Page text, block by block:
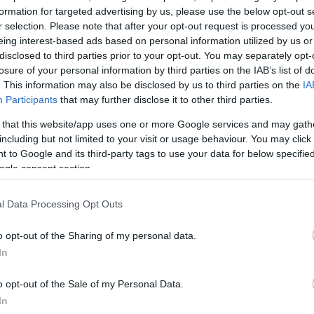
for targeted advertising by us, please use the below opt-out
selection. Please note that after your opt-out request is processed
interest-based ads based on personal information utilized by us
to third parties prior to your opt-out. You may separately
of your personal information by third parties on the IAB’s list of
This information may also be disclosed by us to third parties on the
Participants that may further disclose it to other third parties.
that this website/app uses one or more Google services and may
but not limited to your visit or usage behaviour. You may
to Google and its third-party tags to use your data for below
consent section.
Data Processing Opt Outs
opt-out of the Sharing of my personal data.
opt-out of the Sale of my Personal Data.
το εγκεφαλικό υγρό του εμβρύου παρέμενε η
σε καμία περαιτέρω εξέταση, ούτε και όταν η
επισημάνει ότι ορισμένες τιμές δεν ήταν
τον Οκτώβριο ένα κοριτσάκι στο οποίο
και στα τέσσερα άκρα του και το οποίο
τα βασικά χαρακτηριστικά είναι ότι το έμβρυο
με διαταραχές ανάπτυξης των οστών στο
σε νοσοκομείο των Αθηνών όπου και
σε χειρουργική επέμβαση στο κρανίο.
ετών και έχει νοητική στέρηση ενώ όλο το
ζωής του έχει υποβληθεί σε σωρεία επεμβάσεων.